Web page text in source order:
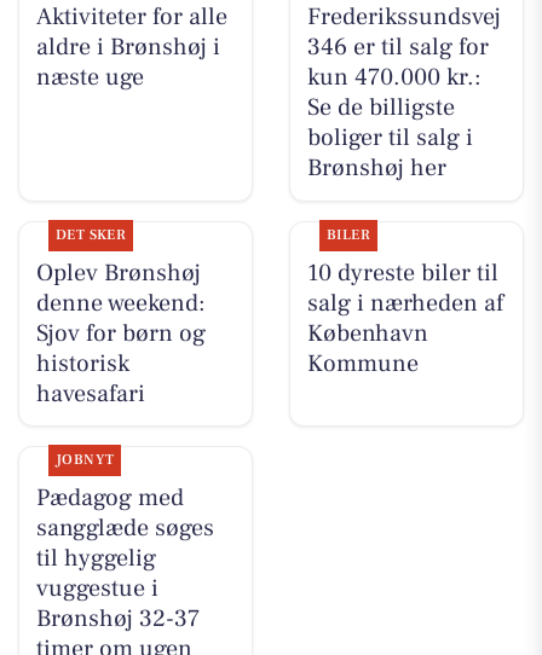
Aktiviteter for alle
aldre i Brønshøj i
næste uge
Frederikssundsvej
346 er til salg for
kun 470.000 kr.:
Se de billigste
boliger til salg i
Brønshøj her
DET SKER
Oplev Brønshøj
denne weekend:
Sjov for børn og
historisk
havesafari
BILER
10 dyreste biler til
salg i nærheden af
København
Kommune
JOBNYT
Pædagog med
sangglæde søges
til hyggelig
vuggestue i
Brønshøj 32-37